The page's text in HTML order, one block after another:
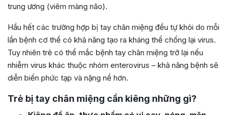
trung ương (viêm màng não).
Hầu hết các trường hợp bị tay chân miệng đều tự khỏi do mỗi
lần bệnh cơ thể có khả năng tạo ra kháng thể chống lại virus.
Tuy nhiên trẻ có thể mắc bệnh tay chân miệng trở lại nếu
nhiễm virus khác thuộc nhóm enterovirus – khả năng bệnh sẽ
diễn biến phức tạp và nặng nề hơn.
Trẻ bị tay chân miệng cần kiêng những gì?